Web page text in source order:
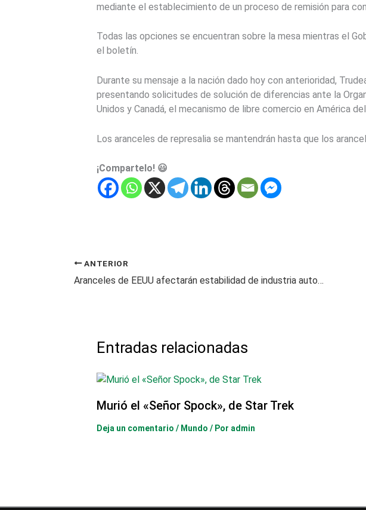
mediante el establecimiento de un proceso de remisión para
Todas las opciones se encuentran sobre la mesa mientras el
el boletín.
Durante su mensaje a la nación dado hoy con anterioridad,
presentando solicitudes de solución de diferencias ante la
Unidos y Canadá, el mecanismo de libre comercio en América
Los aranceles de represalia se mantendrán hasta que los
¡Compartelo! 😃
ANTERIOR
Aranceles de EEUU afectarán estabilidad de industria automotriz mexicana
Entradas relacionadas
Murió el «Señor Spock», de Star Trek
Deja un comentario / Mundo / Por admin